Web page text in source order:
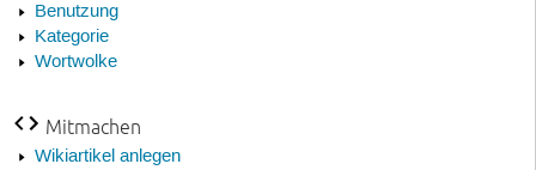
Benutzung
Kategorie
Wortwolke
Mitmachen
Wikiartikel anlegen